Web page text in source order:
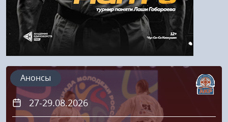
27-29.08.2026
Анонсы